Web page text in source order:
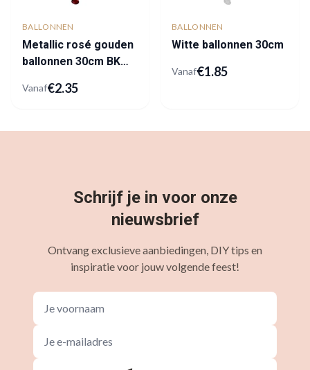
BALLONNEN
Metallic rosé gouden
ballonnen 30cm BK
Vanaf€2.35
BALLONNEN
Witte ballonnen 30cm
Vanaf€1.85
Schrijf je in voor onze
nieuwsbrief
Ontvang exclusieve aanbiedingen, DIY tips en
inspiratie voor jouw volgende feest!